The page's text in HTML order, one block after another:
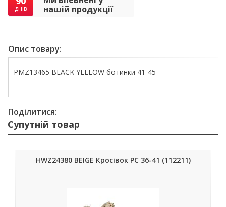
днів
нашій продукції
Опис товару:
PMZ13465 BLACK YELLOW ботинки 41-45
Поділитися:
Супутній товар
HWZ24380 BEIGE Кросівок РС 36-41 (112211)